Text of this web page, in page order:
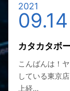
2021
09.14
カタカタボ
こんばんは！
している東京
上経...